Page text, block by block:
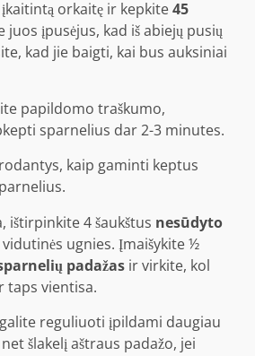
orkaitę ir kepkite45
juos įpusėjus, kad iš abiejų pusių
kad jie baigti, kai bus auksiniai
papildomo traškumo,
sparnelius dar 2-3 minutes.
ištirpinkite 4 šaukštus nesūdyto
ugnies. Įmaišykite ½
padažas ir virkite, kol
taps vientisa.
reguliuoti įpildami daugiau
šlakelį aštraus padažo, jei